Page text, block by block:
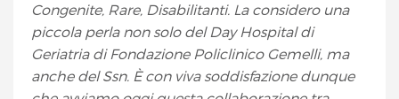
Congenite, Rare, Disabilitanti. La considero una
piccola perla non solo del Day Hospital di
Geriatria di Fondazione Policlinico Gemelli, ma
anche del Ssn. È con viva soddisfazione dunque